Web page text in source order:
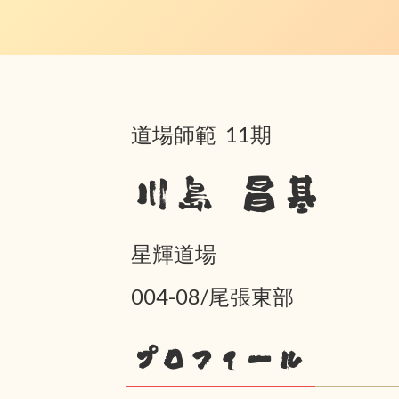
道場師範 11期
川島 昌基
星輝道場
004-08/尾張東部
プロフィール